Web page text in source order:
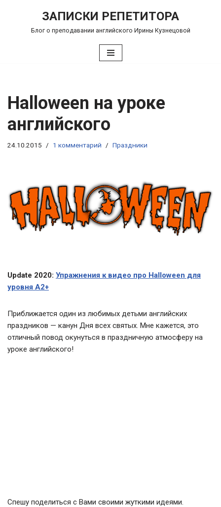
Перейти
ЗАПИСКИ РЕПЕТИТОРА
Блог о преподавании английского Ирины Кузнецовой
Halloween на уроке
английского
24.10.2015 1 комментарий Праздники
Update 2020: Упражнения к видео про Halloween для
уровня А2+
Приближается один из любимых детьми английских
праздников — канун Дня всех святых. Мне кажется, это
отличный повод окунуться в праздничную атмосферу на
уроке английского!
Спешу поделиться с Вами своими жуткими идеями.